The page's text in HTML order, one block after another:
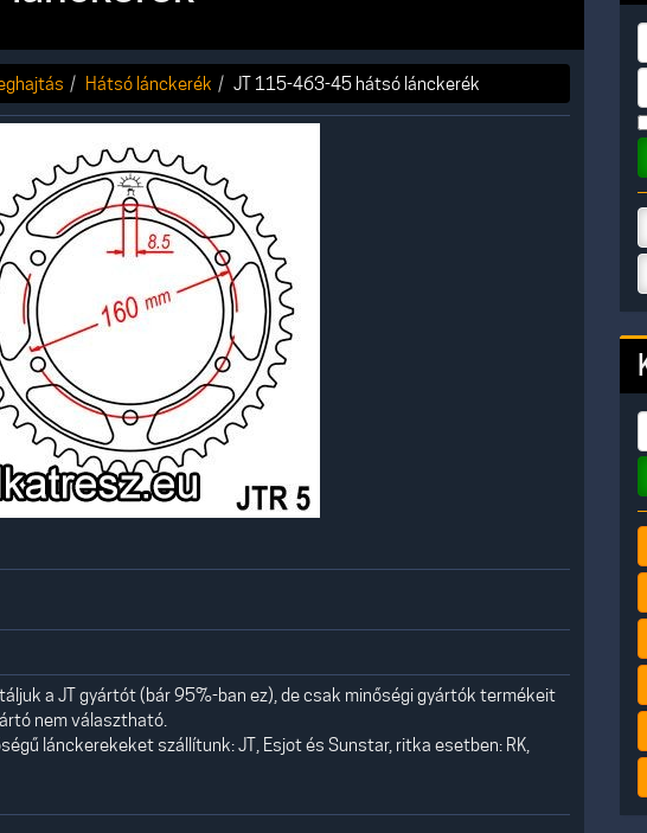
Hátsó lánckerék JT 115-463-45 hátsó lánckerék
a JT gyártót (bár 95%-ban ez), de csak minőségi gyártók termékeit
nem választható.
lánckerekeket szállítunk: JT, Esjot és Sunstar, ritka esetben: RK,